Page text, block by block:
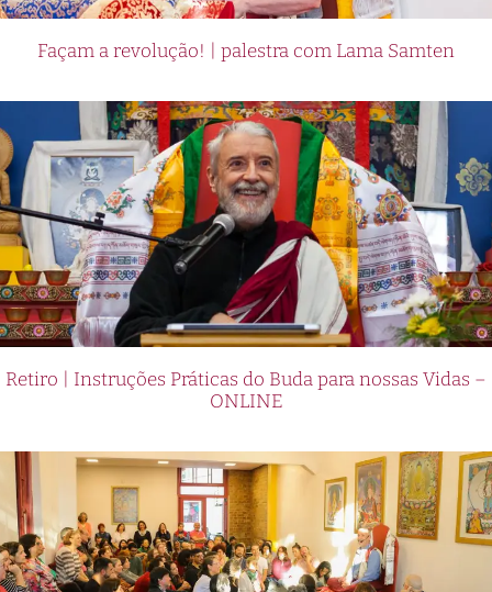
Façam a revolução! | palestra com Lama Samten
Retiro | Instruções Práticas do Buda para nossas Vidas –
ONLINE